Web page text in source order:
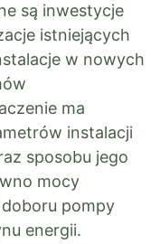
są inwestycje
istniejących
w nowych
ma
instalacji
sposobu jego
mocy
pompy
energii.